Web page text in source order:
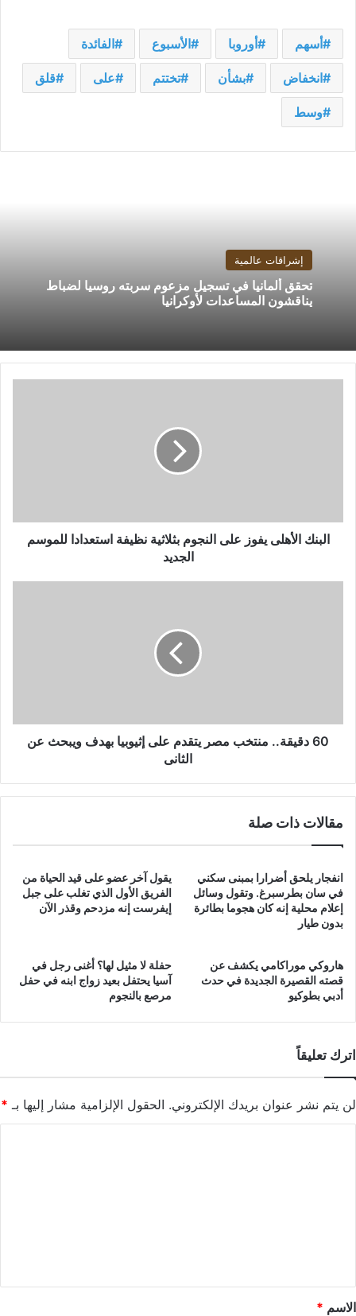
أسهم أوروبا الأسبوع الفائدة
انخفاض بشأن تختتم على قلق
وسط
إشراقات عالمية
تحقق ألمانيا في تسجيل مزعوم سربته روسيا لضباط
يناقشون المساعدات لأوكرانيا
للموسم
الجديد
البنك الأهلى يفوز على النجوم بثلاثية نظيفة استعدادا للموسم
الجديد
ويبحث
عن
60 دقيقة.. منتخب مصر يتقدم على إثيوبيا بهدف ويبحث عن
الثانى
مقالات ذات صلة
انفجار يلحق أضرارا بمبنى سكني
في سان بطرسبرغ. وتقول وسائل
إعلام محلية إنه كان هجوما بطائرة
بدون طيار
يقول آخر عضو على قيد الحياة من
الفريق الأول الذي تغلب على جبل
إيفرست إنه مزدحم وقذر الآن
هاروكي موراكامي يكشف عن
قصته القصيرة الجديدة في حدث
أدبي بطوكيو
حفلة لا مثيل لها؟ أغنى رجل في
آسيا يحتفل بعيد زواج ابنه في حفل
مرصع بالنجوم
اترك تعليقاً
لن يتم نشر عنوان بريدك الإلكتروني. الحقول الإلزامية مشار إليها بـ *
*
الاسم *